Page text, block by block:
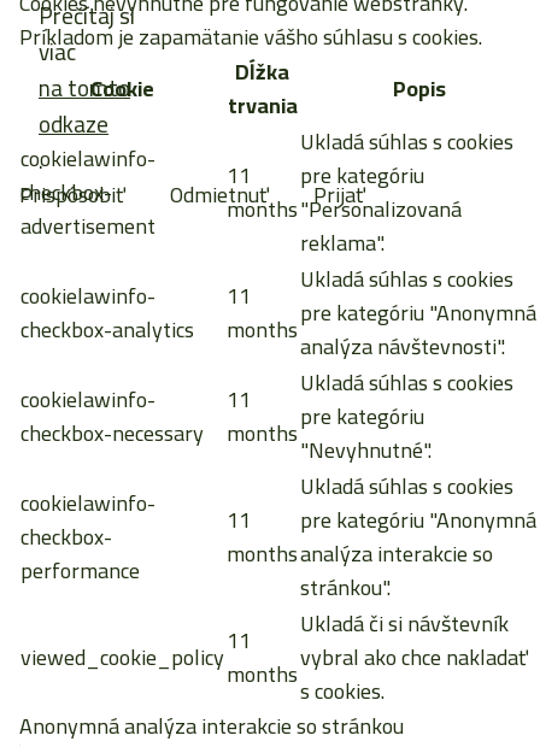
Prečítaj si
viac
na tomto
odkaze
.
Prispôsobiť Odmietnuť Prijať
Príkladom je zapamätanie vášho súhlasu s cookies.
Cookie
Dĺžka
trvania
Popis
cookielawinfo-
checkbox-
advertisement
11
months
Ukladá súhlas s cookies
pre kategóriu
"Personalizovaná
reklama".
cookielawinfo-
checkbox-analytics
11
months
Ukladá súhlas s cookies
pre kategóriu "Anonymná
analýza návštevnosti".
cookielawinfo-
checkbox-necessary
11
months
Ukladá súhlas s cookies
pre kategóriu
"Nevyhnutné".
cookielawinfo-
checkbox-
performance
11
months
Ukladá súhlas s cookies
pre kategóriu "Anonymná
analýza interakcie so
stránkou".
viewed_cookie_policy11
months
Ukladá či si návštevník
vybral ako chce nakladať
s cookies.
Anonymná analýza interakcie so stránkou